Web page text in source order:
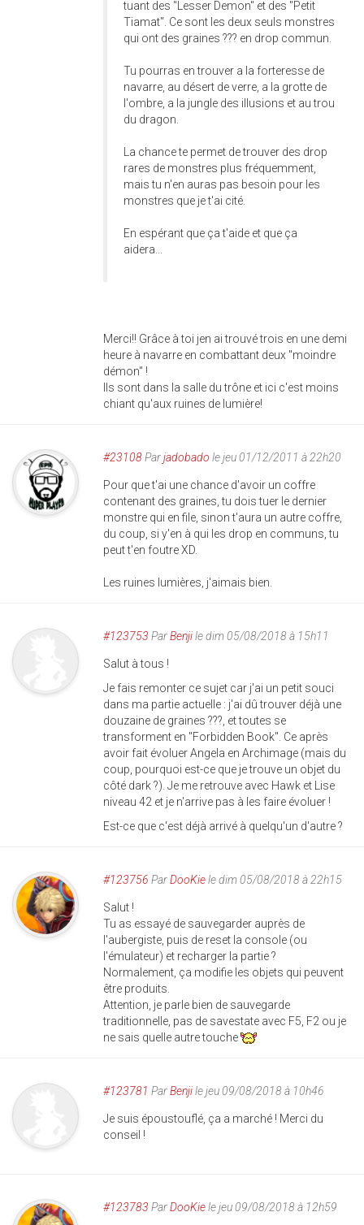
tuant des "Lesser Demon" et des "Petit
Tiamat". Ce sont les deux seuls monstres
qui ont des graines ??? en drop commun.
Tu pourras en trouver a la forteresse de
navarre, au désert de verre, a la grotte de
l'ombre, a la jungle des illusions et au trou
du dragon.
La chance te permet de trouver des drop
rares de monstres plus fréquemment,
mais tu n'en auras pas besoin pour les
monstres que je t'ai cité.
En espérant que ça t'aide et que ça
aidera...
Merci!! Grâce à toi jen ai trouvé trois en une demi
heure à navarre en combattant deux "moindre
démon" !
Ils sont dans la salle du trône et ici c'est moins
chiant qu'aux ruines de lumière!
#23108Parjadobado le jeu 01/12/2011 à 22h20
Pour que t'ai une chance d'avoir un coffre
contenant des graines, tu dois tuer le dernier
monstre qui en file, sinon t'aura un autre coffre,
du coup, si y'en à qui les drop en communs, tu
peut t'en foutre XD.
Les ruines lumières, j'aimais bien.
#123753 ParBenjile dim 05/08/2018 à 15h11
Salut à tous !
Je fais remonter ce sujet car j'ai un petit souci
dans ma partie actuelle : j'ai dû trouver déjà une
douzaine de graines ???, et toutes se
transforment en "Forbidden Book". Ce après
avoir fait évoluer Angela en Archimage (mais du
coup, pourquoi est-ce que je trouve un objet du
côté dark ?). Je me retrouve avec Hawk et Lise
niveau 42 et je n'arrive pas à les faire évoluer !
Est-ce que c'est déjà arrivé à quelqu'un d'autre ?
#123756 ParDooKiele dim 05/08/2018 à 22h15
Salut !
Tu as essayé de sauvegarder auprès de
l'aubergiste, puis de reset la console (ou
l'émulateur) et recharger la partie ?
Normalement, ça modifie les objets qui peuvent
être produits.
Attention, je parle bien de sauvegarde
traditionnelle, pas de savestate avec F5, F2 ou je
ne sais quelle autre touche
#123781 ParBenjile jeu 09/08/2018 à 10h46
Je suis époustouflé, ça a marché ! Merci du
conseil !
#123783 ParDooKiele jeu 09/08/2018 à 12h59